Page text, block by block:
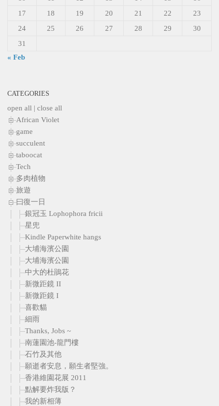
17
18 19 20 21 22
23
24
25 26 27 28 29
30
31
« Feb
CATEGORIES
open all | close all
African Violet
game
succulent
taboocat
Tech
多肉植物
旅遊
曰復一日
銀冠玉 Lophophora fricii
星兜
Kindle Paperwhite hangs
大埔海濱公園
大埔海濱公園
中大的杜鵑花
新微距鏡 II
新微距鏡 I
喜歡貓
細雨
Thanks, Jobs ~
南蓮園池-龍門樓
石竹及其他
願逝者安息，願生者堅強。
香港維園花展 2011
點解要炸我版？
我的新相薄